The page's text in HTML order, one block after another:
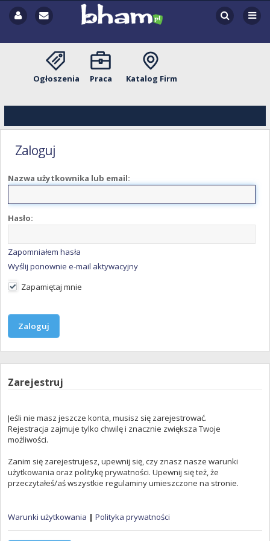
Ogłoszenia Praca Katalog Firm
Zaloguj
Nazwa użytkownika lub email:
Hasło:
Zapomniałem hasła
Wyślij ponownie e-mail aktywacyjny
Zapamiętaj mnie
Zarejestruj
Jeśli nie masz jeszcze konta, musisz się zarejestrować.
Rejestracja zajmuje tylko chwilę i znacznie zwiększa Twoje
możliwości.
Zanim się zarejestrujesz, upewnij się, czy znasz nasze warunki
użytkowania oraz politykę prywatności. Upewnij się też, że
przeczytałeś/aś wszystkie regulaminy umieszczone na stronie.
Warunki użytkowania | Polityka prywatności